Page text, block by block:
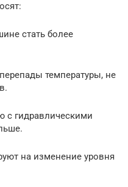
стать более
температуры, не
с гидравлическими
на изменение уровня